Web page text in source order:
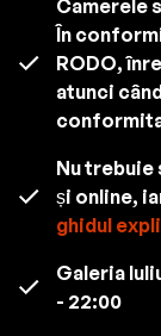
Camerele
În
RODO,
atunci
Nu trebuie
și online,
ghidul
Galeria
- 22:00